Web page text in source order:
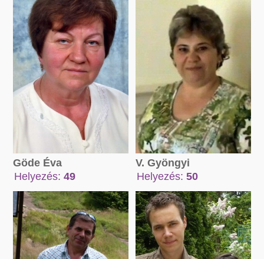
Göde Éva
Helyezés:49
Összpont:
76972 pont
V. Gyöngyi
Helyezés:50
Összpont:
82294 pont